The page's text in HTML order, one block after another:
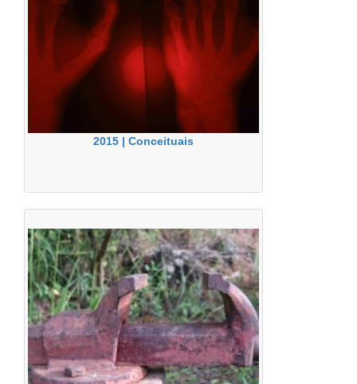
2015 | Conceituais